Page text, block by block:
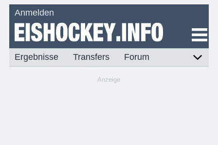
Anmelden
Ergebnisse Transfers Forum
Anzeige